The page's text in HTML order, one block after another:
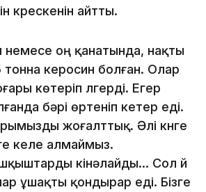
күрескенін айтты.
оң қанатында, нақты
керосин болған. Олар
көтеріп үлгерді. Егер
бәрі өртеніп кетер еді.
жоғалттық. Әлі күнге
келе алмаймыз.
кінәлайды… Сол үй
ұшақты қондырар еді. Бізге